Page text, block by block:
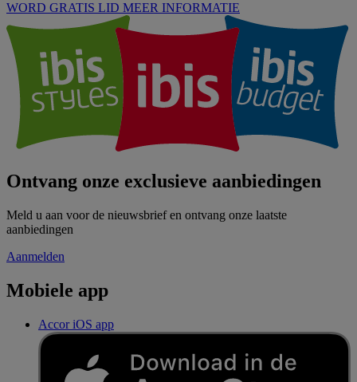
WORD GRATIS LID MEER INFORMATIE
Ontvang onze exclusieve aanbiedingen
Meld u aan voor de nieuwsbrief en ontvang onze laatste
aanbiedingen
Aanmelden
Mobiele app
Accor iOS app